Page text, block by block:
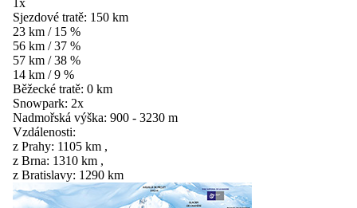
1x
Sjezdové tratě: 150 km
23 km / 15 %
56 km / 37 %
57 km / 38 %
14 km / 9 %
Běžecké tratě: 0 km
Snowpark: 2x
Nadmořská výška: 900 - 3230 m
Vzdálenosti:
z Prahy: 1105 km ,
z Brna: 1310 km ,
z Bratislavy: 1290 km